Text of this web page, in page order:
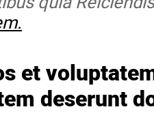
et
deserunt